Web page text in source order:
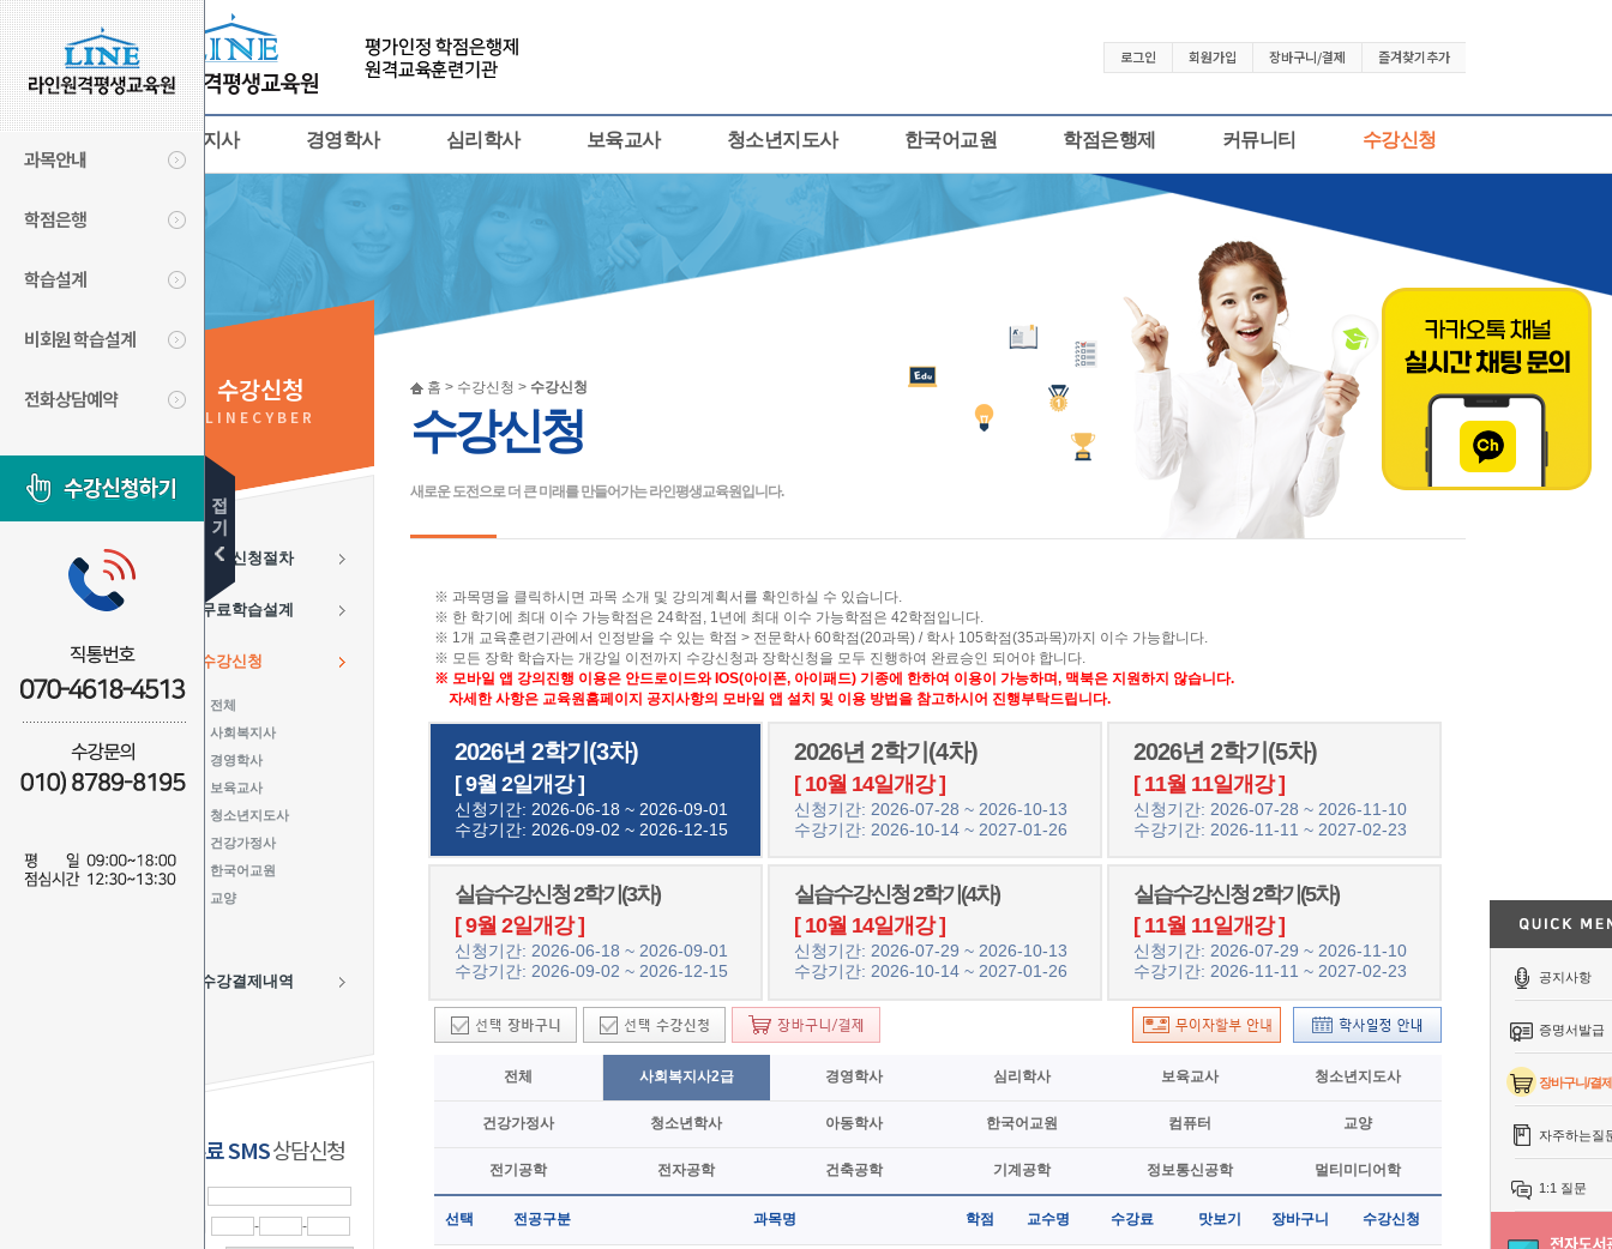
과목안내
학점은행
학습설계
비회원 학습설계
전화상담예약
공지사항
증명서발급
장바구니/결제
자주하는질
1:1 질문
로그인 회원가입 장바구니/결제 즐겨찾기추가
사회복지사 경영학사 심리학사 보육교사 청소년지도사 한국어교원 학점은행제 커뮤니티 수강신청
수강신청
LINECYBER
수강신청절차
무료학습설계
수강신청
전체
사회복지사
경영학사
보육교사
청소년지도사
건강가정사
한국어교원
교양
수강결제내역
무료 SMS상담신청
-
-
홈 > 수강신청 > 수강신청
수강신청
새로운 도전으로 더 큰 미래를 만들어가는 라인평생교육원입니다.
※ 과목명을 클릭하시면 과목 소개 및 강의계획서를 확인하실 수 있습니다.
※ 한 학기에 최대 이수 가능학점은 24학점, 1년에 최대 이수 가능학점은 42학점입니다.
※ 1개 교육훈련기관에서 인정받을 수 있는 학점 > 전문학사 60학점(20과목) / 학사 105학점(35과목)까지 이수 가능합니다.
※ 모든 장학 학습자는 개강일 이전까지 수강신청과 장학신청을 모두 진행하여 완료승인 되어야 합니다.
※ 모바일 앱 강의진행 이용은 안드로이드와 IOS(아이폰, 아이패드) 기종에 한하여 이용이 가능하며, 맥북은 지원하지 않습니다.
자세한 사항은 교육원홈페이지 공지사항의 모바일 앱 설치 및 이용 방법을 참고하시어 진행부탁드립니다.
2026년 2학기(3차)
[ 9월 2일개강 ]
신청기간: 2026-06-18 ~ 2026-09-01
수강기간: 2026-09-02 ~ 2026-12-15
2026년 2학기(4차)
[ 10월 14일개강 ]
신청기간: 2026-07-28 ~ 2026-10-13
수강기간: 2026-10-14 ~ 2027-01-26
2026년 2학기(5차)
[ 11월 11일개강 ]
신청기간: 2026-07-28 ~ 2026-11-10
수강기간: 2026-11-11 ~ 2027-02-23
실습수강신청 2학기(3차)
[ 9월 2일개강 ]
신청기간: 2026-06-18 ~ 2026-09-01
수강기간: 2026-09-02 ~ 2026-12-15
실습수강신청 2학기(4차)
[ 10월 14일개강 ]
신청기간: 2026-07-29 ~ 2026-10-13
수강기간: 2026-10-14 ~ 2027-01-26
실습수강신청 2학기(5차)
[ 11월 11일개강 ]
신청기간: 2026-07-29 ~ 2026-11-10
수강기간: 2026-11-11 ~ 2027-02-23
전체 사회복지사2급 경영학사 심리학사 보육교사 청소년지도사
건강가정사 청소년학사 아동학사 한국어교원 컴퓨터 교양
전기공학 전자공학 건축공학 기계공학 정보통신공학 멀티미디어학
선택 전공구분 과목명 학점 교수명 수강료 맛보기 장바구니 수강신청